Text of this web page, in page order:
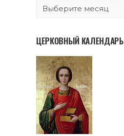
ЦЕРКОВНЫЙ КАЛЕНДАРЬ